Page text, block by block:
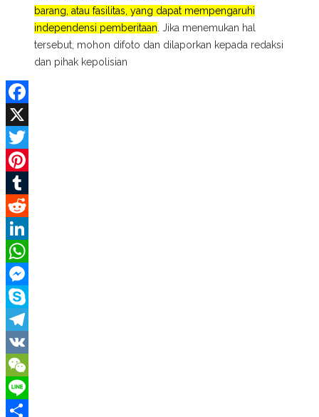
barang, atau fasilitas, yang dapat mempengaruhi
independensi pemberitaan . Jika menemukan hal
tersebut, mohon difoto dan dilaporkan kepada redaksi
dan pihak kepolisian
Facebook
X
Twitter
Pinterest
Tumblr
Reddit
LinkedIn
WhatsApp
Messenger
Skype
Telegram
VK
WeChat
Line